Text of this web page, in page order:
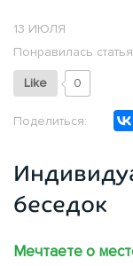
13 ИЮЛЯ
Понравилась
Like 0
Поделиться:
беседок
Мечтаете о